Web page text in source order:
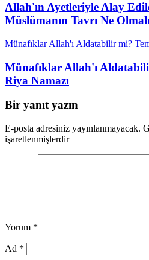
Allah'ın Ayetleriyle Alay
Müslümanın Tavrı Ne
Münafıklar Allah'ı Aldatabilir mi?
Münafıklar Allah'ı
Riya Namazı
Bir yanıt yazın
E-posta adresiniz yayınlanmayacak.
işaretlenmişlerdir
Yorum *
Ad *